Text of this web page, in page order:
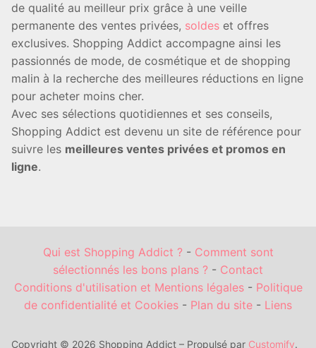
de qualité au meilleur prix grâce à une veille
permanente des ventes privées, soldes et offres
exclusives. Shopping Addict accompagne ainsi les
passionnés de mode, de cosmétique et de shopping
malin à la recherche des meilleures réductions en ligne
pour acheter moins cher.
Avec ses sélections quotidiennes et ses conseils,
Shopping Addict est devenu un site de référence pour
suivre les meilleures ventes privées et promos en
ligne.
Qui est Shopping Addict ?- Comment sont
sélectionnés les bons plans ? - Contact
Conditions d'utilisation et Mentions légales- Politique
de confidentialité et Cookies - Plan du site - Liens
Copyright © 2026 Shopping Addict – Propulsé par Customify.